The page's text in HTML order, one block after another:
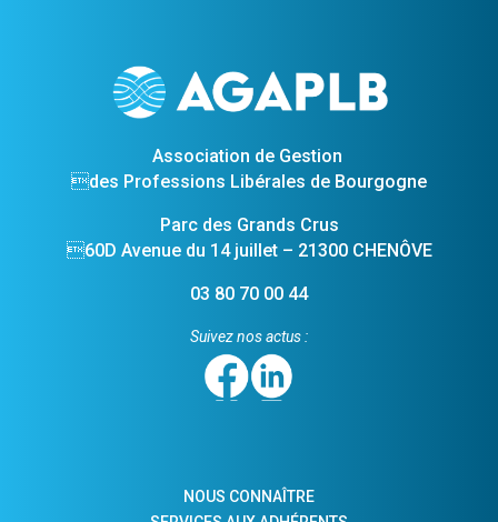
Association de Gestion
des Professions Libérales de Bourgogne
Parc des Grands Crus
60D Avenue du 14 juillet – 21300 CHENÔVE
03 80 70 00 44
Suivez nos actus :
NOUS CONNAÎTRE